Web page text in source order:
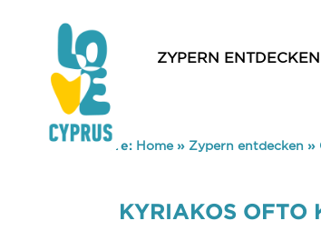
ZYPERN ENTDECKEN
You are here: Home» Zypern entdecken »
KYRIAKOS OFTO